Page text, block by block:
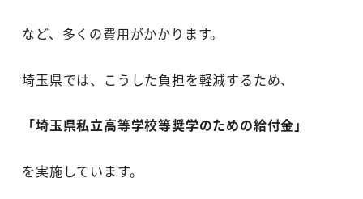
など、多くの費用がかかります。
埼玉県では、こうした負担を軽減するため、
「埼玉県私立高等学校等奨学のための給付金」
を実施しています。